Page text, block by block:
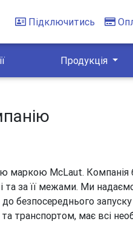
Підключитись
Продукція
McLaut. Компанія
та за її межами. Ми
безпосереднього
транспортом, має всі